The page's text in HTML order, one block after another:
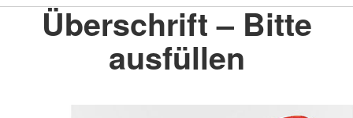
Überschrift – Bitte
ausfüllen